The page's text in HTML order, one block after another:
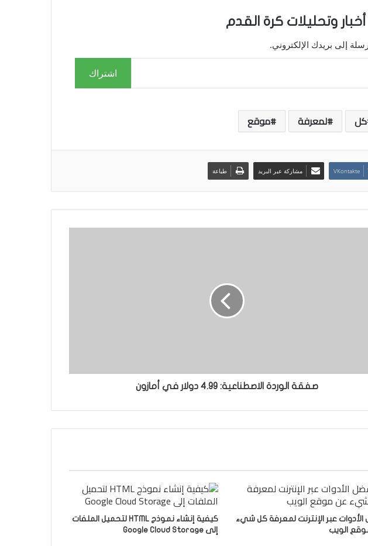
وتحليلات كرة القدم
إلى بريدك الإلكتروني.
اشتراك
كل لمعرفة موقع
مشاركة عبر البريد طباعة
صفقة الوردة الاصطناعية: 4.99 دولار في أمازون
الأدوات عبر الإنترنت لمعرفة كل شيء
الويب
كيفية إنشاء نموذج HTML لتحميل الملفات
إلى Google Cloud Storage